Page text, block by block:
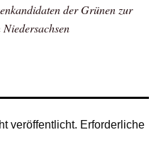
der Grünen zur
veröffentlicht. Erforderliche